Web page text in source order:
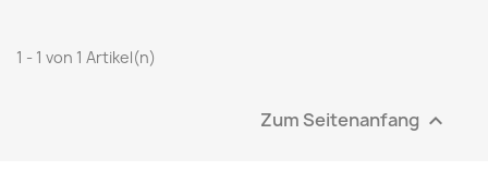
1 - 1 von 1 Artikel(n)
Zum Seitenanfang 